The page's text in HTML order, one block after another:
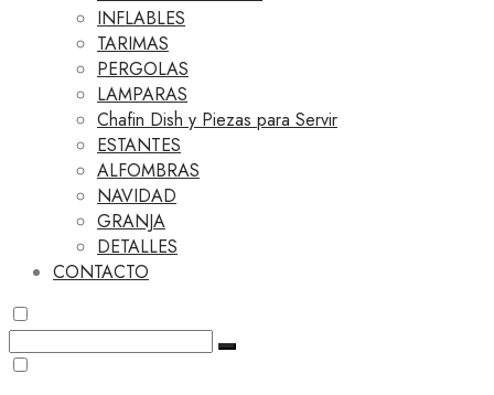
INFLABLES
TARIMAS
PERGOLAS
LAMPARAS
Chafin Dish y Piezas para Servir
ESTANTES
ALFOMBRAS
NAVIDAD
GRANJA
DETALLES
CONTACTO